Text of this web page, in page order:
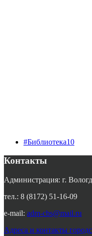
#Библиотека10
Контакты
Администрация: г.
тел.: 8 (8172) 51-16-09
e-mail: adm-cbs@mail.ru
Адреса и контакты